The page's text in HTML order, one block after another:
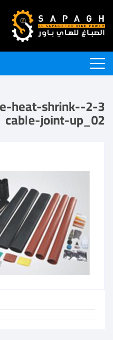
heat-shrink-
cable-joint-up_02